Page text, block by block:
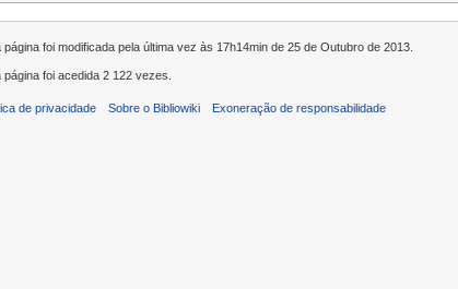
página foi modificada pela última vez às 17h14min de 25 de Outubro de 2013.
página foi acedida 2 122 vezes.
de privacidade Sobre o Bibliowiki Exoneração de responsabilidade